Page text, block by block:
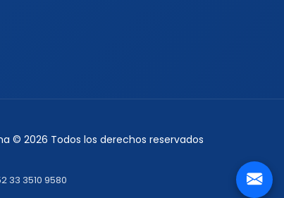
© 2026 Todos los derechos reservados
33 3510 9580